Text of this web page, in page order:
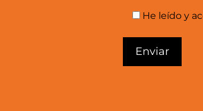
He leído y